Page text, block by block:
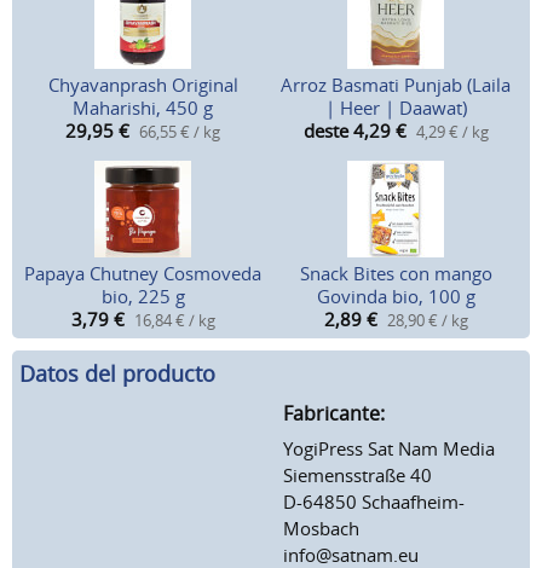
Chyavanprash Original
Maharishi, 450 g
29,95 € 66,55 € / kg
Arroz Basmati Punjab (Laila
| Heer | Daawat)
deste 4,29 € 4,29 € / kg
Papaya Chutney Cosmoveda
bio, 225 g
3,79 € 16,84 € / kg
Snack Bites con mango
Govinda bio, 100 g
2,89 € 28,90 € / kg
Datos del producto
Fabricante:
YogiPress Sat Nam Media
Siemensstraße 40
D-64850 Schaafheim-
Mosbach
info@satnam.eu